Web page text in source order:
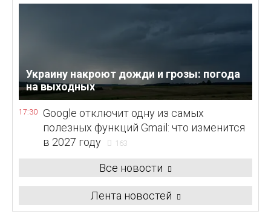
Украину накроют дожди и грозы: погода
на выходных
17:30
Google отключит одну из самых
полезных функций Gmail: что изменится
в 2027 году
163
Все новости
Лента новостей